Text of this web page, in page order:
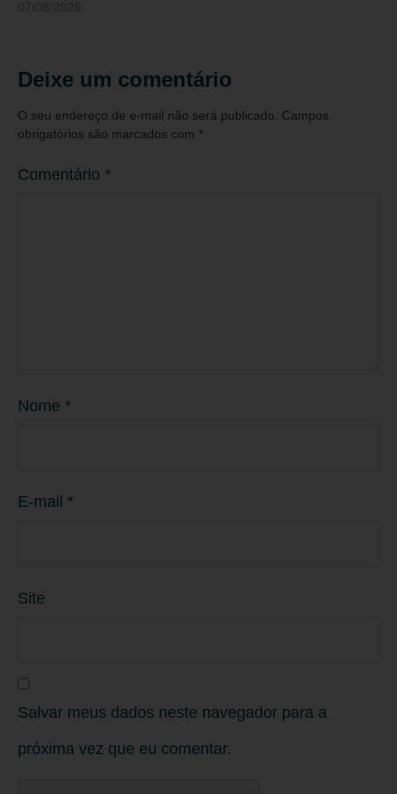
Deixe um comentário
O seu endereço de e-mail não será publicado.
Campos
obrigatórios são marcados com *
Comentário *
Nome *
E-mail *
Site
Salvar meus dados neste navegador para a
próxima vez que eu comentar.